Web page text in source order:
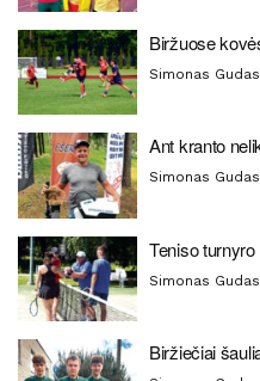
Biržuose
Simonas Gudas
Ant kranto
Simonas Gudas
Teniso
Simonas Gudas
Biržiečiai